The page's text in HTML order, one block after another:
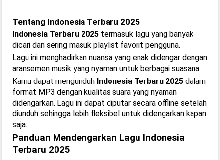
Tentang Indonesia Terbaru 2025
Indonesia Terbaru 2025 termasuk lagu yang banyak
dicari dan sering masuk playlist favorit pengguna.
Lagu ini menghadirkan nuansa yang enak didengar dengan
aransemen musik yang nyaman untuk berbagai suasana.
Kamu dapat mengunduh Indonesia Terbaru 2025 dalam
format MP3 dengan kualitas suara yang nyaman
didengarkan. Lagu ini dapat diputar secara offline setelah
diunduh sehingga lebih fleksibel untuk didengarkan kapan
saja.
Panduan Mendengarkan Lagu Indonesia
Terbaru 2025